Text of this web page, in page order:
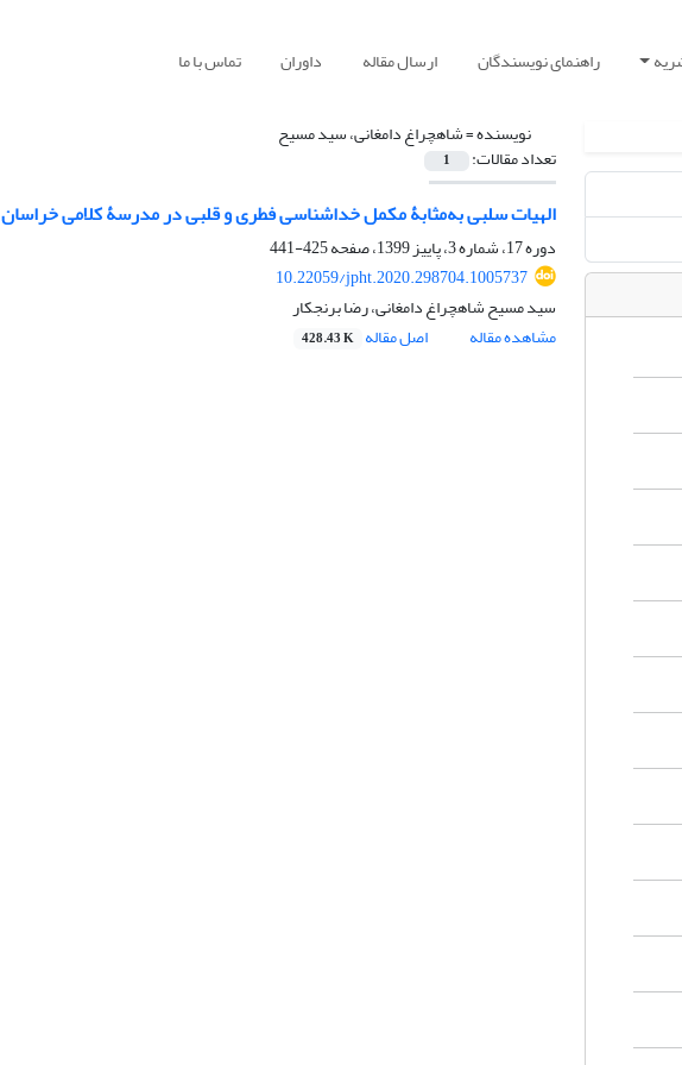
راهنمای نویسندگان ارسال مقاله داوران تماس با ما
نویسنده =شاهچراغ دامغانی، سید مسیح
تعداد مقالات: 1
الهیات سلبی به‌مثابۀ مکمل خداشناسی فطری و قلبی در مدرسۀ کلامی خراسان
دوره 17، شماره 3، پاییز 1399، صفحه
425-441
10.22059/jpht.2020.298704.1005737
سید مسیح شاهچراغ دامغانی، رضا برنجکار
مشاهده مقاله
اصل مقاله 428.43 K